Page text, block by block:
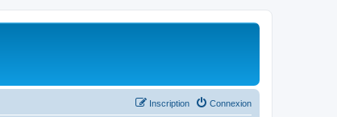
Connexion
Inscription